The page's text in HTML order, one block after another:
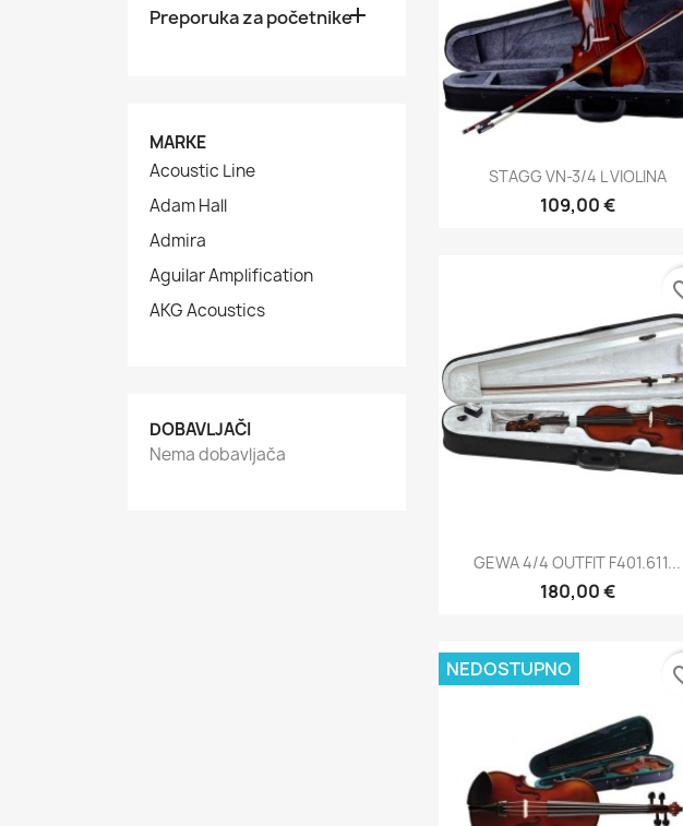
Preporuka za početnike
MARKE
Acoustic Line
Adam Hall
Admira
Aguilar Amplification
AKG Acoustics
DOBAVLJAČI
Nema dobavljača
Brzi pregled
STAGG VN-3/4 L VIOLINA
109,00 €
Brzi pregled
GEWA 4/4 OUTFIT F401.611...
180,00 €
NEDOSTUPNO